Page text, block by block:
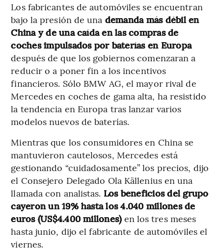
Los fabricantes de automóviles se encuentran
bajo la presión de una demanda más débil en
China y de una caída en las compras de
coches impulsados por baterías en Europa
después de que los gobiernos comenzaran a
reducir o a poner fin a los incentivos
financieros. Sólo BMW AG, el mayor rival de
Mercedes en coches de gama alta, ha resistido
la tendencia en Europa tras lanzar varios
modelos nuevos de baterías.
Mientras que los consumidores en China se
mantuvieron cautelosos, Mercedes está
gestionando “cuidadosamente” los precios, dijo
el Consejero Delegado Ola Källenius en una
llamada con analistas. Los beneficios del grupo
cayeron un 19% hasta los 4.040 millones de
euros (US$4.400 millones)en los tres meses
hasta junio, dijo el fabricante de automóviles el
viernes.